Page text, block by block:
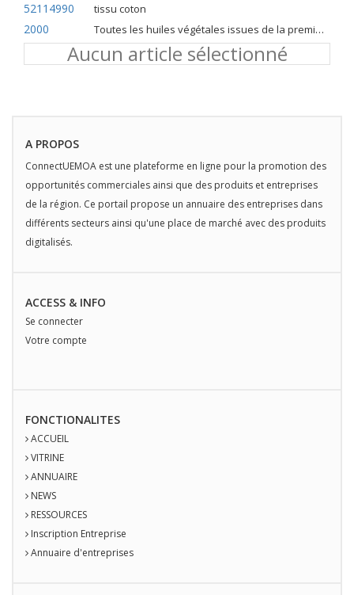
52114990 tissu coton
2000 Toutes les huiles végétales issues de la première pression à froid
Aucun article sélectionné
A PROPOS
ConnectUEMOA est une plateforme en ligne pour la promotion des
opportunités commerciales ainsi que des produits et entreprises
de la région. Ce portail propose un annuaire des entreprises dans
différents secteurs ainsi qu'une place de marché avec des produits
digitalisés.
ACCESS & INFO
Se connecter
Votre compte
FONCTIONALITES
ACCUEIL
VITRINE
ANNUAIRE
NEWS
RESSOURCES
Inscription Entreprise
Annuaire d'entreprises